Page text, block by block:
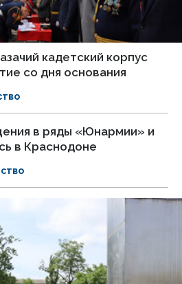
кадетский корпус
со дня основания
в ряды «Юнармии» и
в Краснодоне